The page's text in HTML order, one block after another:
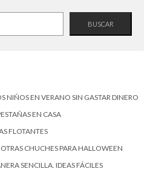
BUSCAR
NIÑOS EN VERANO SIN GASTAR DINERO
EN CASA
FLOTANTES
CHUCHES PARA HALLOWEEN
SENCILLA. IDEAS FÁCILES